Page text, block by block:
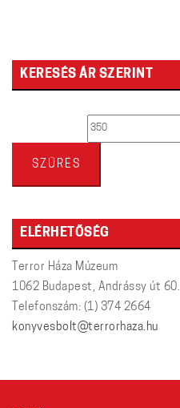
KERESÉS ÁR SZERINT
Min
SZŰRÉS
ELÉRHETŐSÉG
Terror Háza Múzeum
1062 Budapest, Andrássy út 60.
Telefonszám: (1) 374 2664
konyvesbolt@terrorhaza.hu